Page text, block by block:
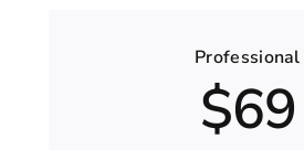
Professional
$69